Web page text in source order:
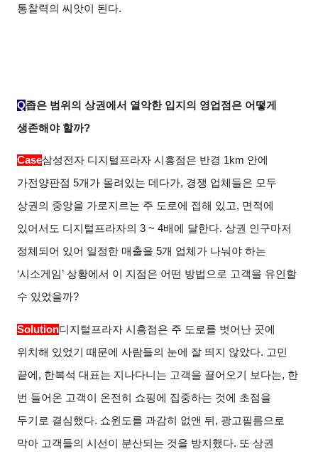
통찰력의 씨앗이 된다.
Q좁은 범위의 상권에서 열악한 입지의 영업점은 어떻게
생존해야 할까?
Case삼성전자 디지털프라자 시흥점은 반경 1km 안에
가전양판점 5개가 몰려있는 데다가, 경쟁 업체들은 모두
상권의 중앙을 가로지르는 주 도로에 접해 있고, 면적에
있어서도 디지털프라자의 3 ~ 4배에 달한다. 상권 인구마저
정체되어 있어 일정한 매출을 5개 업체가 나눠야 하는
‘시소게임’ 상황에서 이 지점은 어떤 방법으로 고객을 유인할
수 있었을까?
Solution디지털프라자 시흥점은 주 도로를 벗어난 곳에
위치해 있었기 때문에 사람들의 눈에 잘 띄지 않았다. 고민
끝에, 한복석 대표는 지나다니는 고객을 끌어오기 보다는, 한
번 들어온 고객이 온전히 쇼핑에 집중하는 것에 초점을
두기로 결심했다. 쇼윈도를 과감히 없앤 뒤, 광고필름으로
막아 고객들의 시선이 분산되는 것을 방지했다. 또 상권